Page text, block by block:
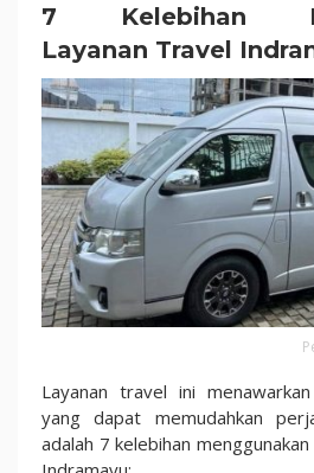
7 Kelebihan
Layanan Travel
Layanan travel ini
yang dapat memudahkan
adalah 7 kelebihan